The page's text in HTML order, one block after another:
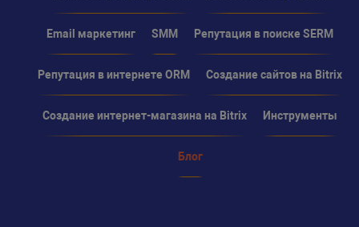
Email маркетинг SMM Репутация в поиске SERM
Репутация в интернете ORM Создание сайтов на Bitrix
Создание интернет-магазина на Bitrix Инструменты
Блог